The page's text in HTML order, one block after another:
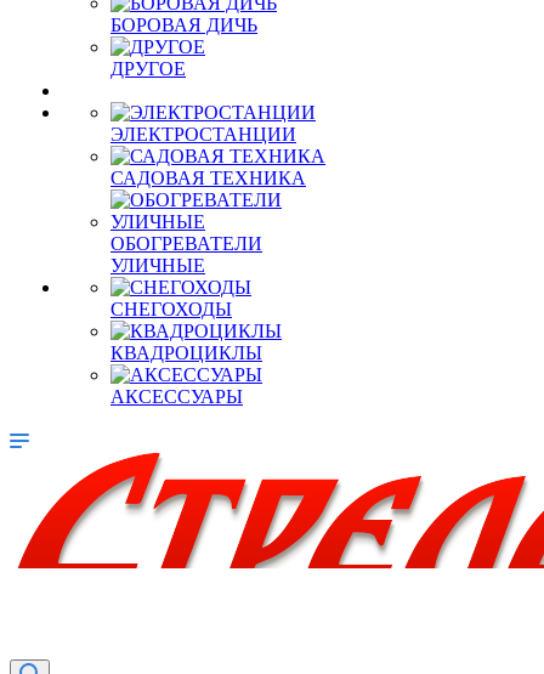
БОРОВАЯ ДИЧЬ
ДРУГОЕ
ЭЛЕКТРОСТАНЦИИ
САДОВАЯ ТЕХНИКА
ОБОГРЕВАТЕЛИ
УЛИЧНЫЕ
СНЕГОХОДЫ
КВАДРОЦИКЛЫ
АКСЕССУАРЫ